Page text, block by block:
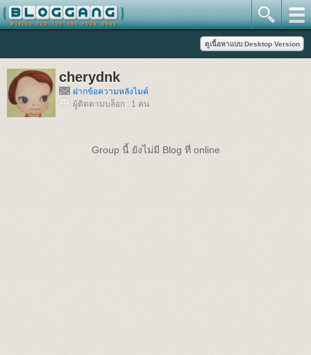
cherydnk
ฝากข้อความหลังไมค์
ผู้ติดตามบล็อก : 1 คน
Group นี้ ยังไม่มี Blog ที่ online